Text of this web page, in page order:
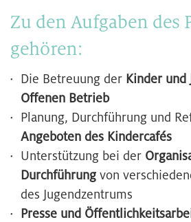
Zu den Aufgaben des
gehören:
Die Betreuung der Kinder und
Offenen Betrieb
Planung, Durchführung und
Angeboten des Kindercafés
Unterstützung bei der
Durchführung von
des Jugendzentrums
Presse und